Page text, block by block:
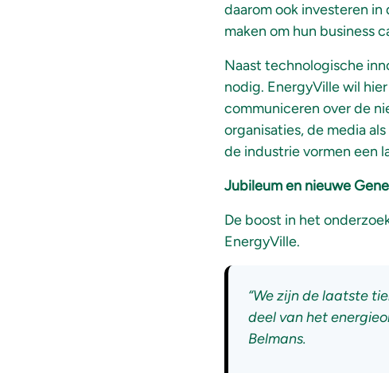
daarom ook investeren
maken om hun business
Naast technologische
nodig. EnergyVille wil
communiceren over de
organisaties, de media
de industrie vormen een
Jubileum en nieuwe
De boost in het
EnergyVille.
“We zijn de laatste
deel van het
Belmans.